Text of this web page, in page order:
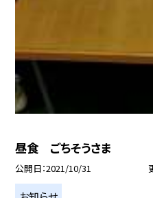
昼食 ごちそうさま
公開日 2021/10/31